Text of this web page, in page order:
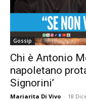
Gossip
Chi è Antonio
napoletano
Signorini’
Mariarita Di Vivo - 18